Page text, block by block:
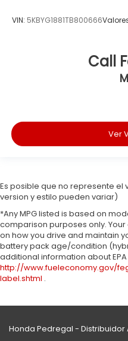
VIN: 5KBYG1881TB800666
Call
Ver
Es posible que no represente el
version y estilo pueden variar)
*Any MPG listed is based on
comparison purposes only.
on how you drive and maintain
battery pack age/condition
additional information about
http://www.fueleconomy.gov/
label.shtml .
Honda Pedregal - Distribuidor